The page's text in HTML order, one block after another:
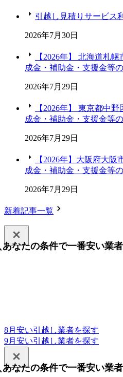
引越し見積りサービス
2026年7月30日
【2026年】 北海道札
成金・補助金・支援金等
2026年7月29日
【2026年】 東京都中
成金・補助金・支援金等
2026年7月29日
【2026年】大阪府大
成金・補助金・支援金等
2026年7月29日
新着記事一覧
あなたの条件で一番安い業
8月 安い引越し業者を探す
9月 安い引越し業者を探す
あなたの条件で一番安い業